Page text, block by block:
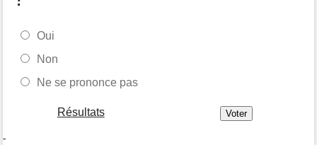
Oui
Non
Ne se prononce pas
Résultats
-